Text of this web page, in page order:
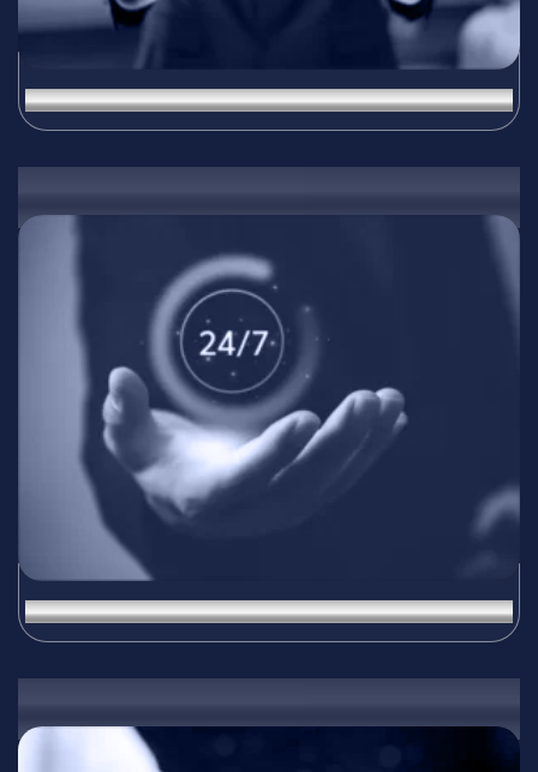
Автоматизация и оптимизация на процеси
04
24/7 поддръжка и техническа помощ
05